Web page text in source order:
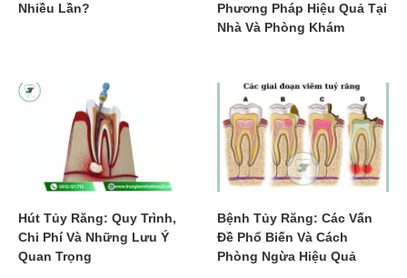
Nhiều Lần?
Phương Pháp Hiệu Quả Tại
Nhà Và Phòng Khám
Hút Tủy Răng: Quy Trình,
Chi Phí Và Những Lưu Ý
Quan Trọng
Bệnh Tủy Răng: Các Vấn
Đề Phổ Biến Và Cách
Phòng Ngừa Hiệu Quả